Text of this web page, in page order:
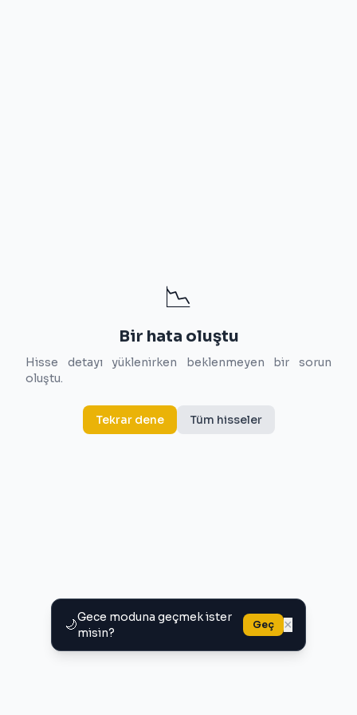
🌙Gece moduna geçmek ister
misin?
Geç ×
📉
Bir hata oluştu
Hisse detayı yüklenirken beklenmeyen bir sorun
oluştu.
Tekrar dene Tüm hisseler